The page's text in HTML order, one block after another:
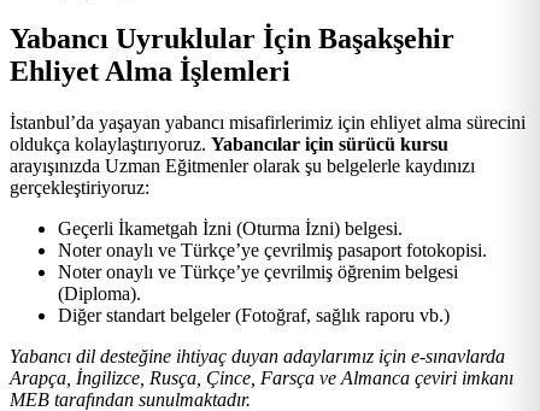
Yabancı Uyruklular İçin Başakşehir
Ehliyet Alma İşlemleri
İstanbul’da yaşayan yabancı misafirlerimiz için ehliyet alma sürecini
oldukça kolaylaştırıyoruz. Yabancılar için sürücü kursu
arayışınızda Uzman Eğitmenler olarak şu belgelerle kaydınızı
gerçekleştiriyoruz:
Geçerli İkametgah İzni (Oturma İzni) belgesi.
Noter onaylı ve Türkçe’ye çevrilmiş pasaport fotokopisi.
Noter onaylı ve Türkçe’ye çevrilmiş öğrenim belgesi
(Diploma).
Diğer standart belgeler (Fotoğraf, sağlık raporu vb.)
Yabancı dil desteğine ihtiyaç duyan adaylarımız için e-sınavlarda
Arapça, İngilizce, Rusça, Çince, Farsça ve Almanca çeviri imkanı
MEB tarafından sunulmaktadır.